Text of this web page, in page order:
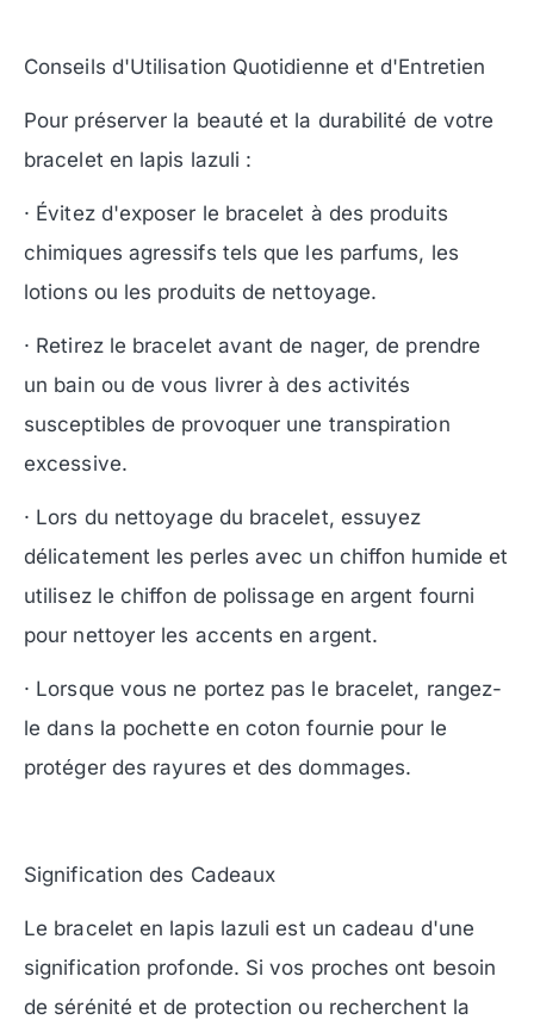
Conseils d'Utilisation Quotidienne et d'Entretien
Pour préserver la beauté et la durabilité de votre
bracelet en lapis lazuli :
· Évitez d'exposer le bracelet à des produits
chimiques agressifs tels que les parfums, les
lotions ou les produits de nettoyage.
· Retirez le bracelet avant de nager, de prendre
un bain ou de vous livrer à des activités
susceptibles de provoquer une transpiration
excessive.
· Lors du nettoyage du bracelet, essuyez
délicatement les perles avec un chiffon humide et
utilisez le chiffon de polissage en argent fourni
pour nettoyer les accents en argent.
· Lorsque vous ne portez pas le bracelet, rangez-
le dans la pochette en coton fournie pour le
protéger des rayures et des dommages.
Signification des Cadeaux
Le bracelet en lapis lazuli est un cadeau d'une
signification profonde. Si vos proches ont besoin
de sérénité et de protection ou recherchent la